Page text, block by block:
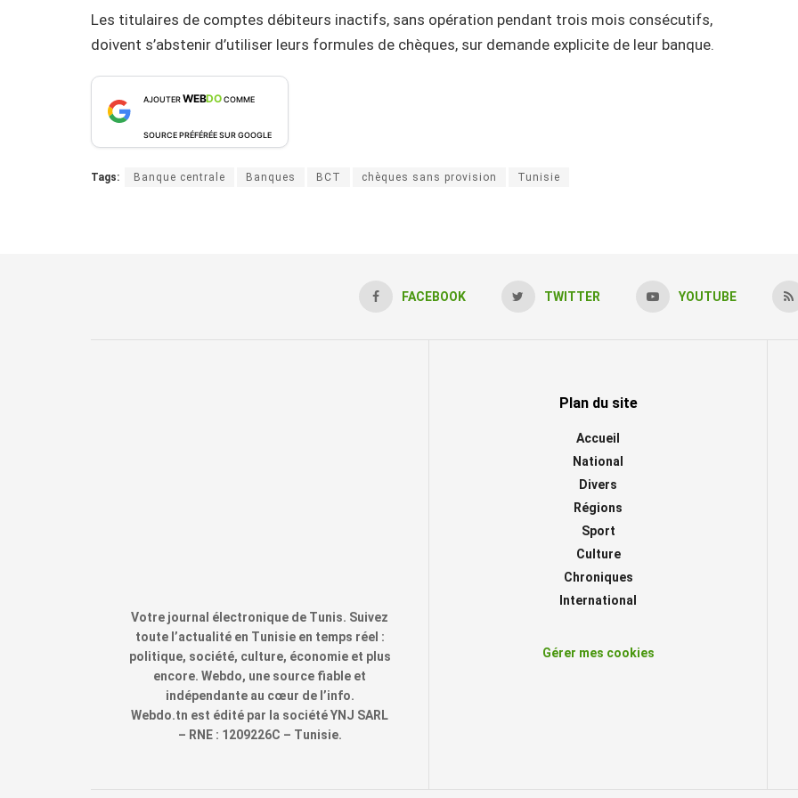
Les titulaires de comptes débiteurs inactifs, sans opération pendant trois mois consécutifs,
doivent s’abstenir d’utiliser leurs formules de chèques, sur demande explicite de leur banque.
AJOUTERWEBDOCOMME
SOURCE PRÉFÉRÉE SUR GOOGLE
Tags: Banque centrale Banques BCT chèques sans provision Tunisie
FACEBOOK TWITTER YOUTUBE
Votre journal électronique de Tunis. Suivez
toute l’actualité en Tunisie en temps réel :
politique, société, culture, économie et plus
encore. Webdo, une source fiable et
indépendante au cœur de l’info.
Webdo.tn est édité par la société YNJ SARL
– RNE : 1209226C – Tunisie.
Plan du site
Accueil
National
Divers
Régions
Sport
Culture
Chroniques
International
Gérer mes cookies